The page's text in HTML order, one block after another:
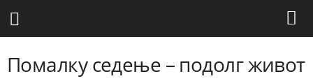
Помалку седење – подолг живот